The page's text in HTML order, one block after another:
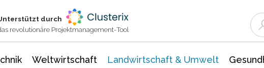
durch
revolutionäre Projektmanagement-Tool
Weltwirtschaft Landwirtschaft & Umwelt